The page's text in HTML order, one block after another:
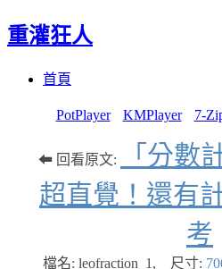
重灌狂人
首頁
PotPlayer KMPlayer 7-
⬅ 回看原文:
「分數
超直覺！還有
考
檔名: leofraction_1 , 尺寸: